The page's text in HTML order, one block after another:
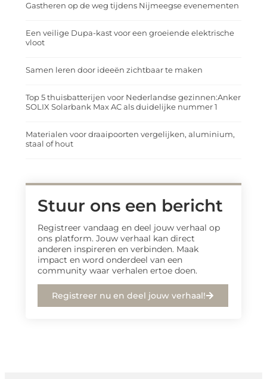
Gastheren op de weg tijdens Nijmeegse evenementen
Een veilige Dupa-kast voor een groeiende elektrische
vloot
Samen leren door ideeën zichtbaar te maken
Top 5 thuisbatterijen voor Nederlandse gezinnen:Anker
SOLIX Solarbank Max AC als duidelijke nummer 1
Materialen voor draaipoorten vergelijken, aluminium,
staal of hout
Stuur ons een bericht
Registreer vandaag en deel jouw verhaal op
ons platform. Jouw verhaal kan direct
anderen inspireren en verbinden. Maak
impact en word onderdeel van een
community waar verhalen ertoe doen.
Registreer nu en deel jouw verhaal!